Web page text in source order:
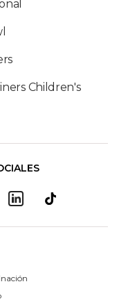
Children's